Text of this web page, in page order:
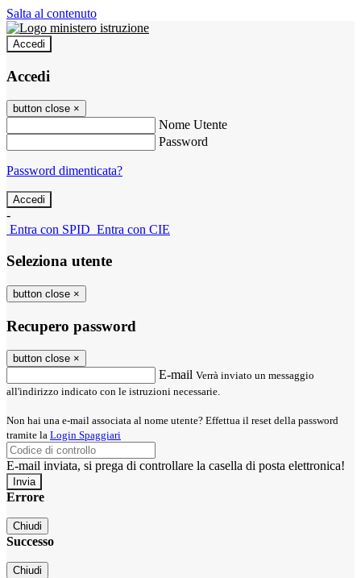
Salta al contenuto
Accedi
Accedi
button close ×
Nome Utente
Password
Password dimenticata?
-
Entra con SPID Entra con CIE
Seleziona utente
button close ×
Recupero password
button close ×
E-mail Verrà inviato un messaggio
all'indirizzo indicato con le istruzioni necessarie.
Non hai una e-mail associata al nome utente? Effettua il reset della password
tramite la Login Spaggiari
E-mail inviata, si prega di controllare la casella di posta elettronica!
Errore
Chiudi
Successo
Chiudi